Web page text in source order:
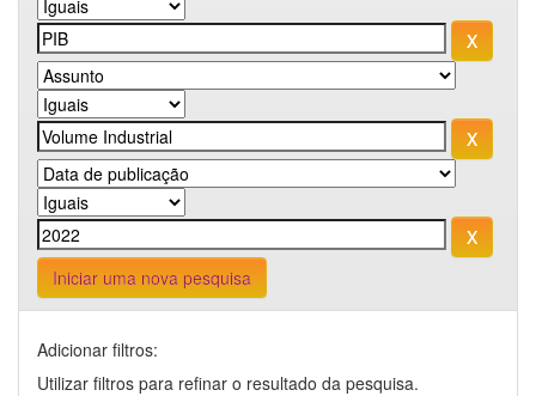
Iniciar uma nova pesquisa
Adicionar filtros:
Utilizar filtros para refinar o resultado da pesquisa.